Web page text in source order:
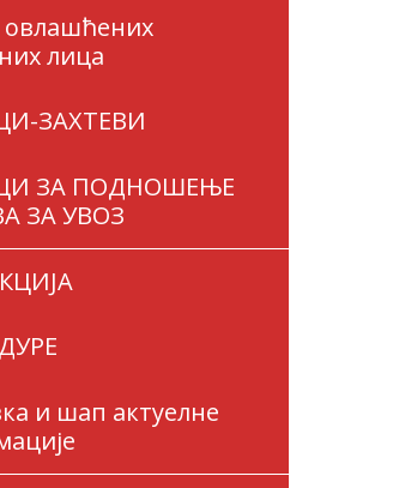
овлашћених
лица
ЗАХТЕВИ
ЗА ПОДНОШЕЊЕ
ЗА УВОЗ
и шап актуелне